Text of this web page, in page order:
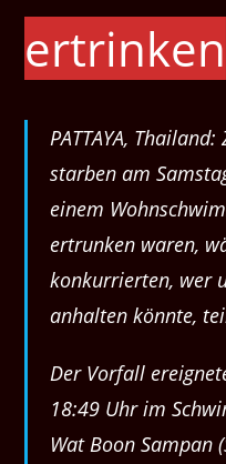
ertrinken
PATTAYA,
starben am
einem
ertrunken waren,
konkurrierten, wer
anhalten könnte,
Der Vorfall
18:49 Uhr im
Wat Boon Sampan